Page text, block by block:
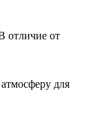
отличие от
для